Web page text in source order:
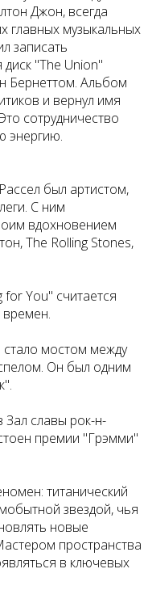
Джон, всегда
главных музыкальных
записать
"The Union"
Бернеттом. Альбом
и вернул имя
сотрудничество
энергию.
был артистом,
С ним
вдохновением
The Rolling Stones,
for You" считается
мостом между
Он был одним
Зал славы рок-н-
премии "Грэмми"
титанический
звездой, чья
новые
пространства
в ключевых